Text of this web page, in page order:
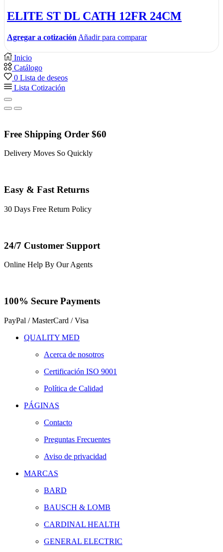
ELITE ST DL CATH 12FR 24CM
Agregar a cotización Añadir para comparar
Inicio
Catálogo
0 Lista de deseos
Lista Cotización
Free Shipping Order $60
Delivery Moves So Quickly
Easy & Fast Returns
30 Days Free Return Policy
24/7 Customer Support
Online Help By Our Agents
100% Secure Payments
PayPal / MasterCard / Visa
QUALITY MED
Acerca de nosotros
Certificación ISO 9001
Política de Calidad
PÁGINAS
Contacto
Preguntas Frecuentes
Aviso de privacidad
MARCAS
BARD
BAUSCH & LOMB
CARDINAL HEALTH
GENERAL ELECTRIC